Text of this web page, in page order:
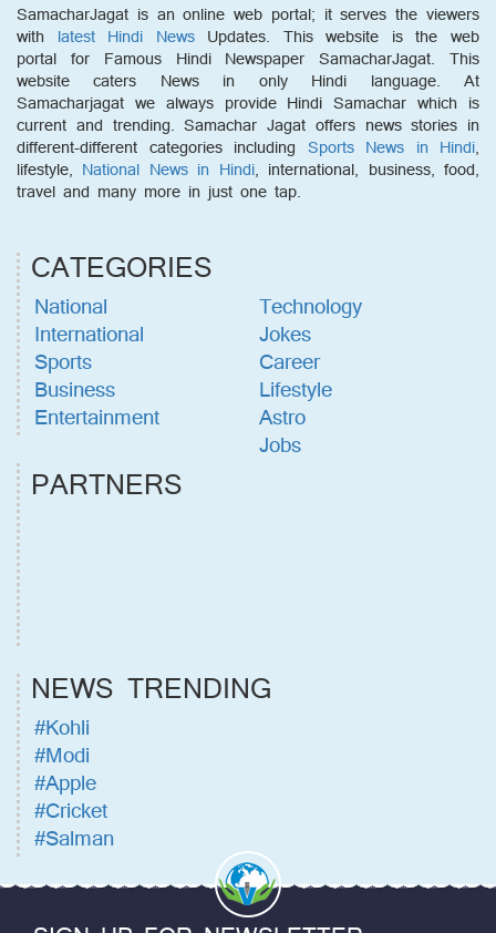
SamacharJagat is an online web portal; it serves the viewers
with latest Hindi NewsUpdates. This website is the web
portal for Famous Hindi Newspaper SamacharJagat. This
website caters News in only Hindi language. At
Samacharjagat we always provide Hindi Samachar which is
current and trending. Samachar Jagat offers news stories in
different-different categories including Sports News in Hindi,
lifestyle, National News in Hindi, international, business, food,
travel and many more in just one tap.
CATEGORIES
National
International
Sports
Business
Entertainment
Technology
Jokes
Career
Lifestyle
Astro
Jobs
PARTNERS
NEWS TRENDING
#Kohli
#Modi
#Apple
#Cricket
#Salman